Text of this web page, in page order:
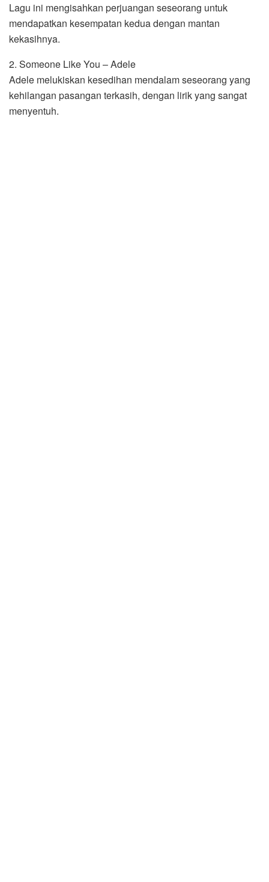
Lagu ini mengisahkan perjuangan seseorang untuk
mendapatkan kesempatan kedua dengan mantan
kekasihnya.
2. Someone Like You – Adele
Adele melukiskan kesedihan mendalam seseorang yang
kehilangan pasangan terkasih, dengan lirik yang sangat
menyentuh.